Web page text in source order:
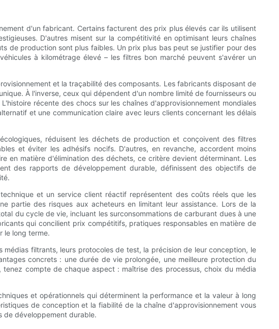
d'un fabricant. Certains facturent des prix plus élevés car ils utilisent
D'autres misent sur la compétitivité en optimisant leurs chaînes
de production sont plus faibles. Un prix plus bas peut se justifier pour des
à kilométrage élevé – les filtres bon marché peuvent s'avérer un
et la traçabilité des composants. Les fabricants disposant de
À l'inverse, ceux qui dépendent d'un nombre limité de fournisseurs ou
récente des chocs sur les chaînes d'approvisionnement mondiales
et une communication claire avec leurs clients concernant les délais
réduisent les déchets de production et conçoivent des filtres
et éviter les adhésifs nocifs. D'autres, en revanche, accordent moins
en matière d'élimination des déchets, ce critère devient déterminant. Les
des rapports de développement durable, définissent des objectifs de
et un service client réactif représentent des coûts réels que les
partie des risques aux acheteurs en limitant leur assistance. Lors de la
du cycle de vie, incluant les surconsommations de carburant dues à une
qui concilient prix compétitifs, pratiques responsables en matière de
le long terme.
filtrants, leurs protocoles de test, la précision de leur conception, le
concrets : une durée de vie prolongée, une meilleure protection du
compte de chaque aspect : maîtrise des processus, choix du média
et opérationnels qui déterminent la performance et la valeur à long
de conception et la fiabilité de la chaîne d'approvisionnement vous
de développement durable.